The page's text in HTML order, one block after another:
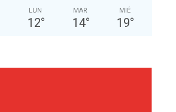
LUN
12°
MAR
14°
MIÉ
19°